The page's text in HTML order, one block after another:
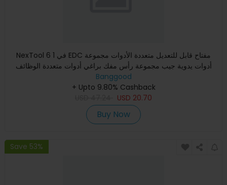
NexTool 6 في 1 EDC مفتاح قابل للتعديل متعددة الأدوات مجموعة
أدوات يدوية جيب مجموعة رأس مفك براغي أدوات متعددة الوظائف
سك
Banggood
+ Upto 9.80% Cashback
USD 20.70
Buy Now
Save 53%